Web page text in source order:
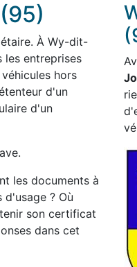
À Wy-dit-
les entreprises
hors
d'un
d'un
les documents à
? Où
son certificat
dans cet